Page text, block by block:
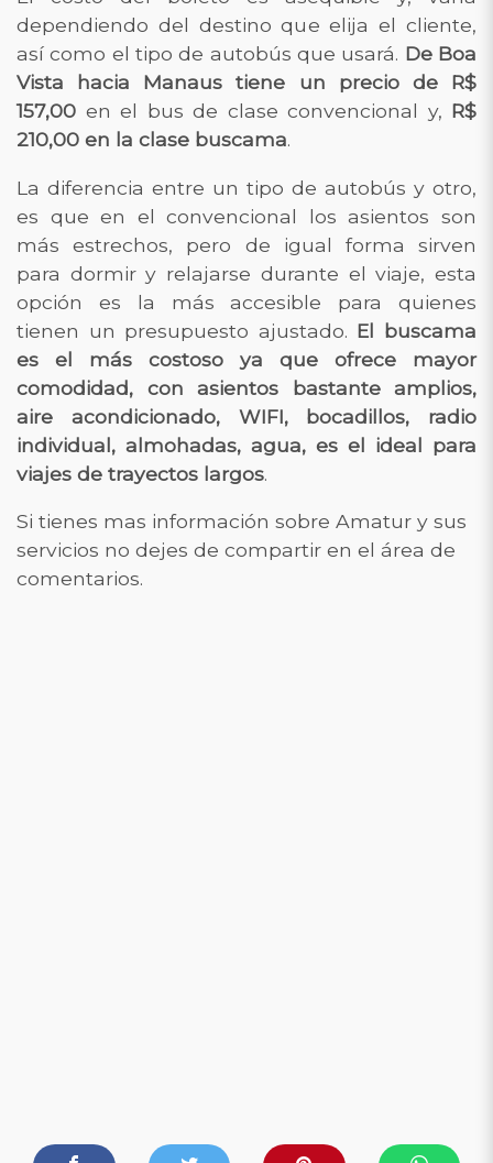
dependiendo del destino que elija el cliente,
así como el tipo de autobús que usará. De Boa
Vista hacia Manaus tiene un precio de R$
157,00 en el bus de clase convencional y, R$
210,00 en la clase buscama.
La diferencia entre un tipo de autobús y otro,
es que en el convencional los asientos son
más estrechos, pero de igual forma sirven
para dormir y relajarse durante el viaje, esta
opción es la más accesible para quienes
tienen un presupuesto ajustado. El buscama
es el más costoso ya que ofrece mayor
comodidad, con asientos bastante amplios,
aire acondicionado, WIFI, bocadillos, radio
individual, almohadas, agua, es el ideal para
viajes de trayectos largos.
Si tienes mas información sobre Amatur y sus
servicios no dejes de compartir en el área de
comentarios.